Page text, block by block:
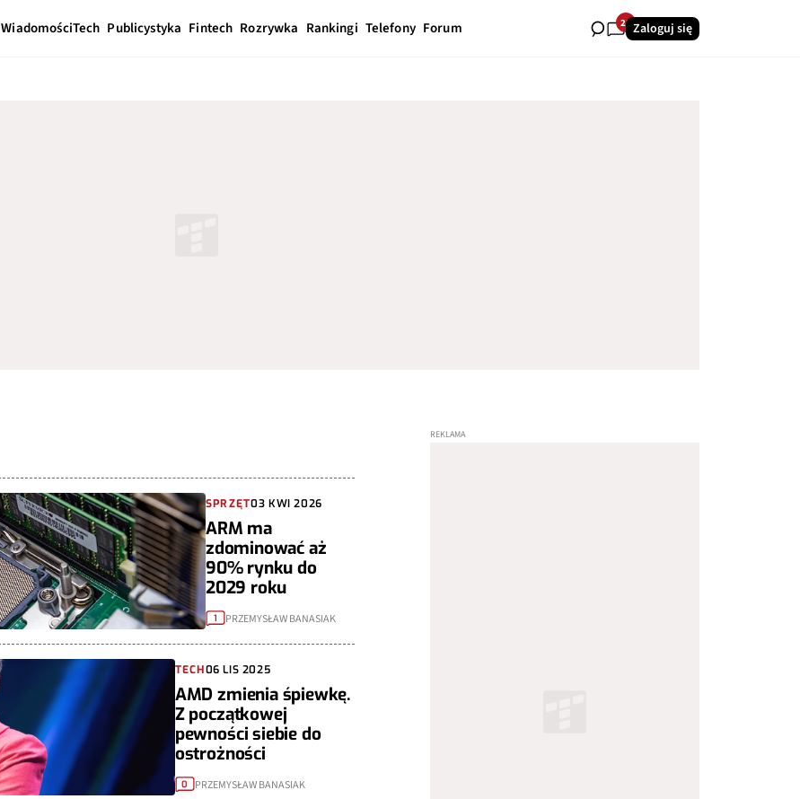
WiadomościTech Publicystyka Fintech Rozrywka Rankingi Telefony Forum 28Zaloguj się
SPRZĘT03 KWI 2026
ARM ma
zdominować aż
90% rynku do
2029 roku
1 PRZEMYSŁAW BANASIAK
TECH06 LIS 2025
AMD zmienia śpiewkę.
Z początkowej
pewności siebie do
ostrożności
0 PRZEMYSŁAW BANASIAK